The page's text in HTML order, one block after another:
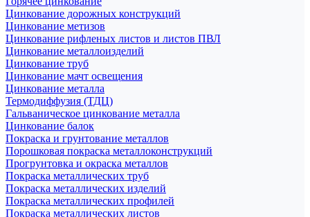
Цинкование дорожных конструкций
Цинкование метизов
Цинкование рифленых листов и листов ПВЛ
Цинкование металлоизделий
Цинкование труб
Цинкование мачт освещения
Цинкование металла
Термодиффузия (ТДЦ)
Гальваническое цинкование металла
Цинкование балок
Покраска и грунтование металлов
Порошковая покраска металлоконструкций
Прогрунтовка и окраска металлов
Покраска металлических труб
Покраска металлических изделий
Покраска металлических профилей
Покраска металлических листов